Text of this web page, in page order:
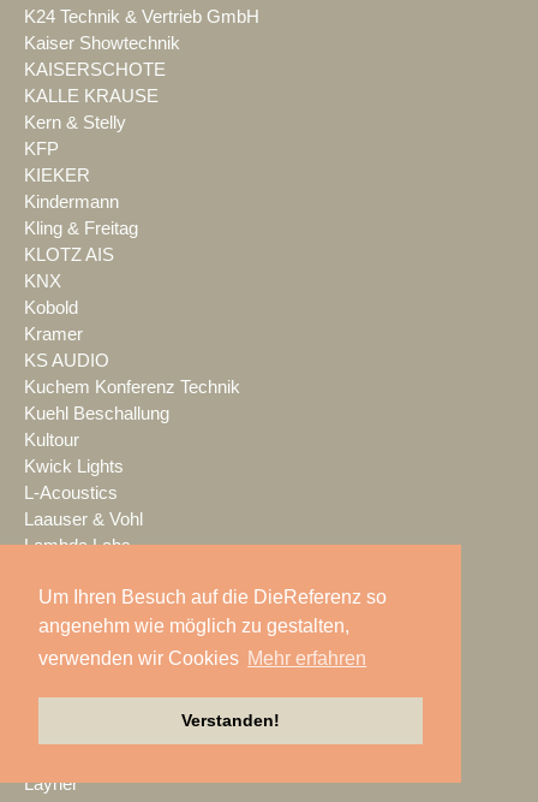
Um Ihren Besuch auf die DieReferenz so
angenehm wie möglich zu gestalten,
verwenden wir Cookies Mehr erfahren
Verstanden!
K24 Technik & Vertrieb GmbH
Kaiser Showtechnik
KAISERSCHOTE
KALLE KRAUSE
Kern & Stelly
KFP
KIEKER
Kindermann
Kling & Freitag
KLOTZ AIS
KNX
Kobold
Kramer
KS AUDIO
Kuchem Konferenz Technik
Kuehl Beschallung
Kultour
Kwick Lights
L-Acoustics
Laauser & Vohl
Lambda Labs
LANG ACADEMY
Laser Imagineering
Laserworld
Layher